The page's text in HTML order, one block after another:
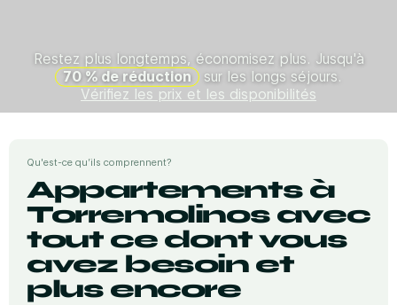
Restez plus longtemps, économisez plus. Jusqu'à
70 % de réduction sur les longs séjours.
Vérifiez les prix et les disponibilités
Qu'est-ce qu’ils comprennent?
Appartements à
Torremolinos avec
tout ce dont vous
avez besoin et
plus encore